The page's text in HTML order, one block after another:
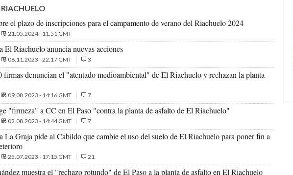
RIACHUELO
el plazo de inscripciones para el campamento de verano del Riachuelo 2024
21.05.2024 - 11:51 GMT
El Riachuelo anuncia nuevas acciones
06.11.2023 - 22:17 GMT 3
firmas denuncian el "atentado medioambiental" de El Riachuelo y rechazan la planta
09.08.2023 - 14:16 GMT 7
"firmeza" a CC en El Paso "contra la planta de asfalto de El Riachuelo"
02.08.2023 - 14:44 GMT 7
La Graja pide al Cabildo que cambie el uso del suelo de El Riachuelo para poner fin a
25.07.2023 - 17:15 GMT 21
muestra el "rechazo rotundo" de El Paso a la planta de asfalto en El Riachuelo